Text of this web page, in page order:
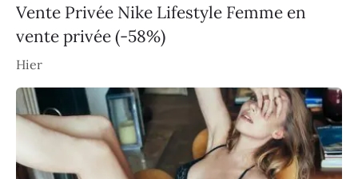
Vente Privée Nike Lifestyle Femme en
vente privée (-58%)
Hier